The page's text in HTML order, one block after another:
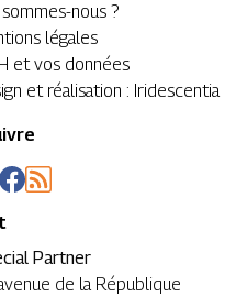
nous ?
légales
et vos données
et réalisation : Iridescentia
Partner
de la République